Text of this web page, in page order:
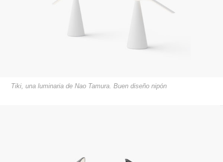
Tiki, una luminaria de Nao Tamura. Buen diseño nipón